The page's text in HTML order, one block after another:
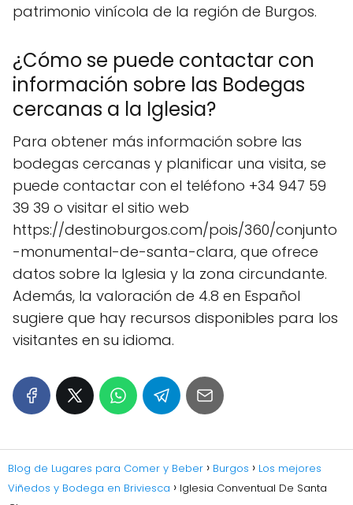
patrimonio vinícola de la región de Burgos.
¿Cómo se puede contactar con
información sobre las Bodegas
cercanas a la Iglesia?
Para obtener más información sobre las
bodegas cercanas y planificar una visita, se
puede contactar con el teléfono +34 947 59
39 39 o visitar el sitio web
https://destinoburgos.com/pois/360/conjunto
-monumental-de-santa-clara, que ofrece
datos sobre la Iglesia y la zona circundante.
Además, la valoración de 4.8 en Español
sugiere que hay recursos disponibles para los
visitantes en su idioma.
Blog de Lugares para Comer y Beber Burgos
Los mejores
Viñedos y Bodega en Briviesca
Iglesia Conventual De Santa